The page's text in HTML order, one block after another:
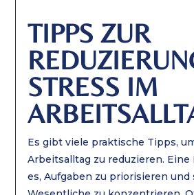
TIPPS ZUR
STRESS IM
Es gibt viele praktische Tipps,
Arbeitsalltag zu reduzieren.
es, Aufgaben zu priorisieren und